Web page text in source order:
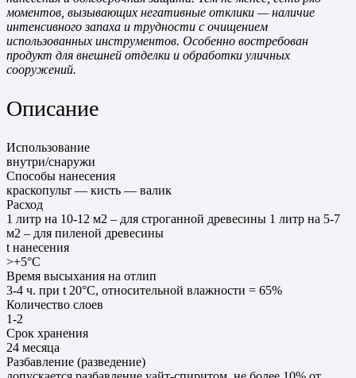
моментов, вызывающих негативные отклики — наличие
интенсивного запаха и трудности с очищением
использованных инструментов. Особенно востребован
продукт для внешней отделки и обработки уличных
сооружений.
Описание
Использование
внутри/снаружи
Способы нанесения
краскопульт — кисть — валик
Расход
1 литр на 10-12 м2 – для строганной древесины 1 литр на 5-7
м2 – для пиленой древесины
t нанесения
>+5°С
Время высыхания на отлип
3-4 ч. при t 20°С, относительной влажности = 65%
Количество слоев
1-2
Срок хранения
24 месяца
Разбавление (разведение)